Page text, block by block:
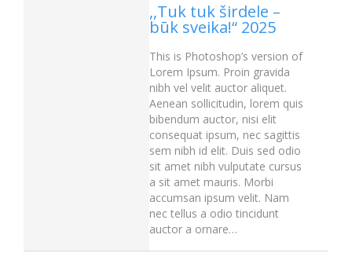
,,Tuk tuk širdele –
būk sveika!“ 2025
This is Photoshop’s version of
Lorem Ipsum. Proin gravida
nibh vel velit auctor aliquet.
Aenean sollicitudin, lorem quis
bibendum auctor, nisi elit
consequat ipsum, nec sagittis
sem nibh id elit. Duis sed odio
sit amet nibh vulputate cursus
a sit amet mauris. Morbi
accumsan ipsum velit. Nam
nec tellus a odio tincidunt
auctor a ornare…